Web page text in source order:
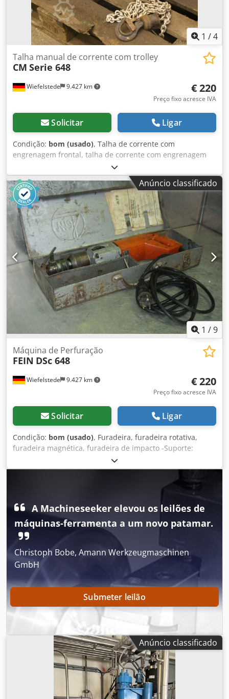
1 /4
Wiefelstede 9.427 km
Talha manual de corrente com trolley
CM Serie 648
€ 220
Preço fixo acresce IVA
Solicitar Ligar
Condição: bom (usado), Talha de corrente com
engrenagem frontal, talha de corrente com engrenagem
cilíndrica, talha de corrente, talha de corrente com trolley,
talha manual Cedpfob A Hc Hox Adheha -Capacidade de
carga: 500 kg -Curso do gancho: 3000 mm -Largura máxima
da viga: 80 mm -Peso próprio: 60 kg
Anúncio classificado
1 /9
Wiefelstede 9.427 km
Máquina de Perfuração
FEIN DSc 648
€ 220
Preço fixo acresce IVA
Solicitar Ligar
Condição: bom (usado), Furadeira, furadeira rotativa,
furadeira magnética, furadeira de impacto -Suporte:
Mandril de perfuração - Consumo nominal de energia: 500
W -Conexão: 230 volts Chodpsb A N Injfx Adhea -máx.
Diâmetro da broca: 16 mm -Caixa de transporte -
A Machineseeker elevou os leilões de
máquinas-ferramenta a um novo patamar.
Christoph Bobe, Amann Werkzeugmaschinen
GmbH
Submeter leilão
Anúncio classificado